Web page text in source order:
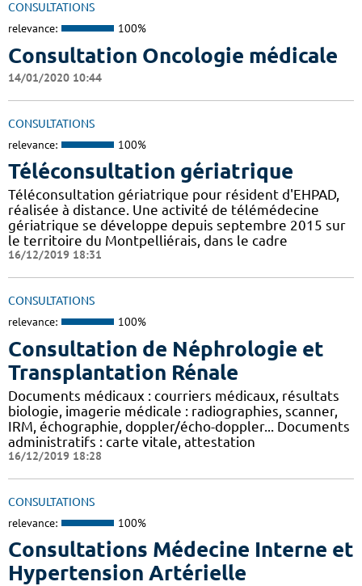
CONSULTATIONS
relevance: 100%
Consultation Oncologie médicale
14/01/2020 10:44
CONSULTATIONS
relevance: 100%
Téléconsultation gériatrique
Téléconsultation gériatrique pour résident d'EHPAD,
réalisée à distance. Une activité de télémédecine
gériatrique se développe depuis septembre 2015 sur
le territoire du Montpelliérais, dans le cadre
16/12/2019 18:31
CONSULTATIONS
relevance: 100%
Consultation de Néphrologie et
Transplantation Rénale
Documents médicaux : courriers médicaux, résultats
biologie, imagerie médicale : radiographies, scanner,
IRM, échographie, doppler/écho-doppler... Documents
administratifs : carte vitale, attestation
16/12/2019 18:28
CONSULTATIONS
relevance: 100%
Consultations Médecine Interne et
Hypertension Artérielle